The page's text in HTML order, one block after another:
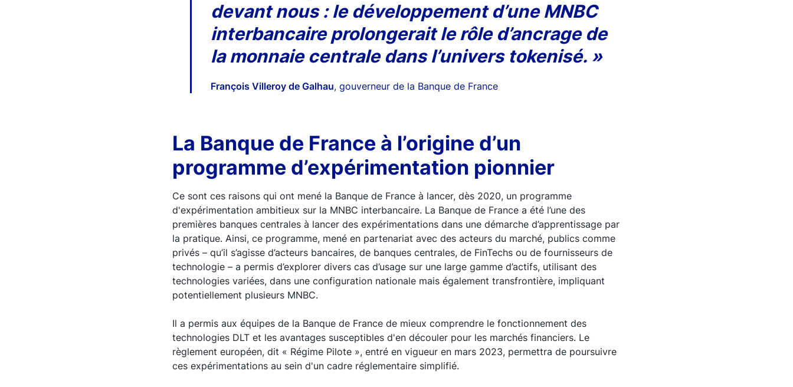
devant nous : le développement d’une MNBC
interbancaire prolongerait le rôle d’ancrage de
la monnaie centrale dans l’univers tokenisé. »
François Villeroy de Galhau, gouverneur de la Banque de France
La Banque de France à l’origine d’un
programme d’expérimentation pionnier
Ce sont ces raisons qui ont mené la Banque de France à lancer, dès 2020, un programme
d'expérimentation ambitieux sur la MNBC interbancaire. La Banque de France a été l’une des
premières banques centrales à lancer des expérimentations dans une démarche d’apprentissage par
la pratique. Ainsi, ce programme, mené en partenariat avec des acteurs du marché, publics comme
privés – qu’il s’agisse d’acteurs bancaires, de banques centrales, de FinTechs ou de fournisseurs de
technologie – a permis d’explorer divers cas d’usage sur une large gamme d’actifs, utilisant des
technologies variées, dans une configuration nationale mais également transfrontière, impliquant
potentiellement plusieurs MNBC.
Il a permis aux équipes de la Banque de France de mieux comprendre le fonctionnement des
technologies DLT et les avantages susceptibles d'en découler pour les marchés financiers. Le
règlement européen, dit « Régime Pilote », entré en vigueur en mars 2023, permettra de poursuivre
ces expérimentations au sein d'un cadre réglementaire simplifié.